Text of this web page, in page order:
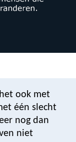
ook met
één slecht
nog dan
niet